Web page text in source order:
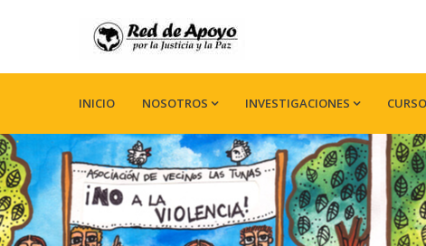
INICIO NOSOTROS INVESTIGACIONES